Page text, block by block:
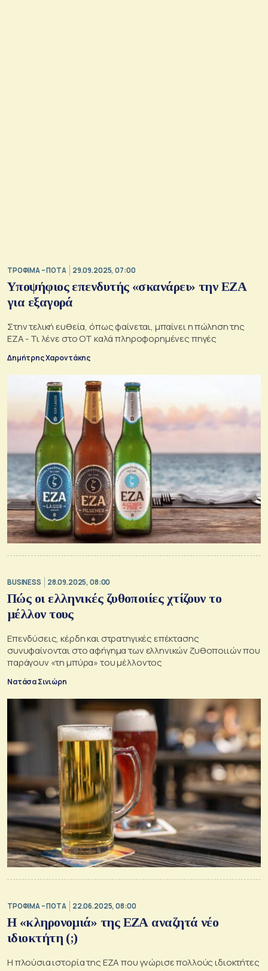
ΤΡΟΦΙΜΑ – ΠΟΤΑ 29.09.2025, 07:00
Υποψήφιος επενδυτής «σκανάρει» την ΕΖΑ
για εξαγορά
Στην τελική ευθεία, όπως φαίνεται, μπαίνει η πώληση της
ΕΖΑ - Τι λένε στο ΟΤ καλά πληροφορημένες πηγές
Δημήτρης Χαροντάκης
BUSINESS 28.09.2025, 08:00
Πώς οι ελληνικές ζυθοποιίες χτίζουν το
μέλλον τους
Επενδύσεις, κέρδη και στρατηγικές επέκτασης
συνυφαίνονται στο αφήγημα των ελληνικών ζυθοποιιών που
παράγουν «τη μπύρα» του μέλλοντος
Νατάσα Σινιώρη
ΤΡΟΦΙΜΑ – ΠΟΤΑ 22.06.2025, 08:00
Η «κληρονομιά» της ΕΖΑ αναζητά νέο
ιδιοκτήτη (;)
Η πλούσια ιστορία της ΕΖΑ που γνώρισε πολλούς ιδιοκτήτες